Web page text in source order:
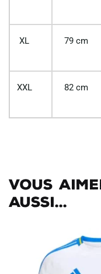
XL 79 cm
XXL 82 cm
Vous
aussi...